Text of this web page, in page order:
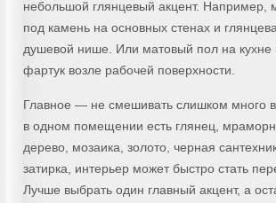
небольшой глянцевый акцент. Например,
под камень на основных стенах и
душевой нише. Или матовый пол на кухне
фартук возле рабочей поверхности.
Главное — не смешивать слишком много
в одном помещении есть глянец,
дерево, мозаика, золото, черная
затирка, интерьер может быстро стать
Лучше выбрать один главный акцент, а